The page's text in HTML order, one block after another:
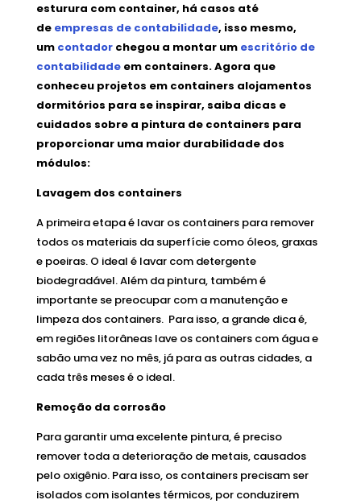
esturura com container, há casos até
de empresas de contabilidade, isso mesmo,
um contadorchegou a montar um escritório de
contabilidadeem containers. Agora que
conheceu projetos em containers alojamentos
dormitórios para se inspirar, saiba dicas e
cuidados sobre a pintura de containers para
proporcionar uma maior durabilidade dos
módulos:
Lavagem dos containers
A primeira etapa é lavar os containers para remover
todos os materiais da superfície como óleos, graxas
e poeiras. O ideal é lavar com detergente
biodegradável. Além da pintura, também é
importante se preocupar com a manutenção e
limpeza dos containers. Para isso, a grande dica é,
em regiões litorâneas lave os containers com água e
sabão uma vez no mês, já para as outras cidades, a
cada três meses é o ideal.
Remoção da corrosão
Para garantir uma excelente pintura, é preciso
remover toda a deterioração de metais, causados
pelo oxigênio. Para isso, os containers precisam ser
isolados com isolantes térmicos, por conduzirem